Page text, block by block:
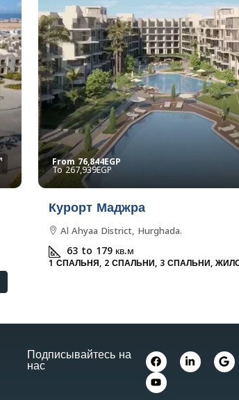
From76,844EGP
267,939EGP
Курорт Маджра
Al Ahyaa District, Hurghada.
63 to 179кв.м
1 СПАЛЬНЯ, 2 СПАЛЬНИ, 3 СПАЛЬНИ,
Подписывайтесь на
нас